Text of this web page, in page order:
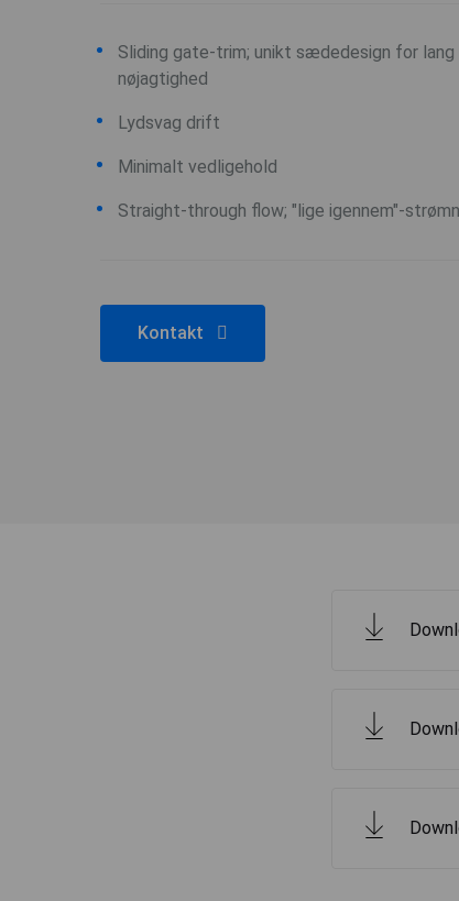
Sliding gate-trim; unikt sædedesign for
nøjagtighed
Lydsvag drift
Minimalt vedligehold
Straight-through flow; "lige igennem"-
Kontakt